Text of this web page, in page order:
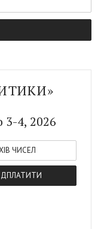
3-4, 2026
ЧИСЕЛ